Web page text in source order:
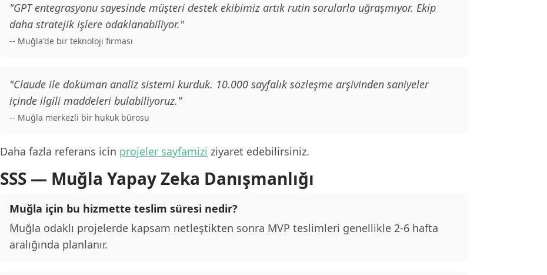
"GPT entegrasyonu sayesinde müşteri destek ekibimiz artık rutin sorularla uğraşmıyor. Ekip
daha stratejik işlere odaklanabiliyor."
-- Muğla'de bir teknoloji firması
"Claude ile doküman analiz sistemi kurduk. 10.000 sayfalık sözleşme arşivinden saniyeler
içinde ilgili maddeleri bulabiliyoruz."
-- Muğla merkezli bir hukuk bürosu
Daha fazla referans icin projeler sayfamizi ziyaret edebilirsiniz.
SSS — Muğla Yapay Zeka Danışmanlığı
Muğla için bu hizmette teslim süresi nedir?
Muğla odaklı projelerde kapsam netleştikten sonra MVP teslimleri genellikle 2-6 hafta
aralığında planlanır.